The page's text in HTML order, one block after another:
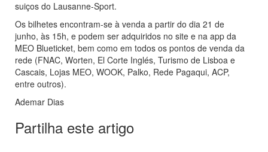
suiços do Lausanne-Sport.
Os bilhetes encontram-se à venda a partir do dia 21 de
junho, às 15h, e podem ser adquiridos no site e na app da
MEO Blueticket, bem como em todos os pontos de venda da
rede (FNAC, Worten, El Corte Inglés, Turismo de Lisboa e
Cascais, Lojas MEO, WOOK, Palko, Rede Pagaqui, ACP,
entre outros).
Ademar Dias
Partilha este artigo